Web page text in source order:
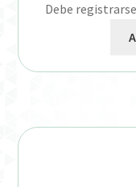
Debe